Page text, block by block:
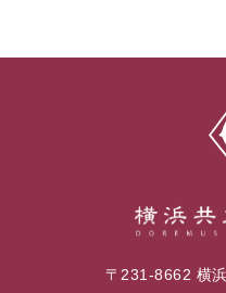
〒231-8662 横